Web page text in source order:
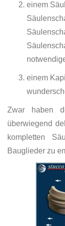
einem
einem
Zwar haben
überwiegend
kompletten
Bauglieder zu